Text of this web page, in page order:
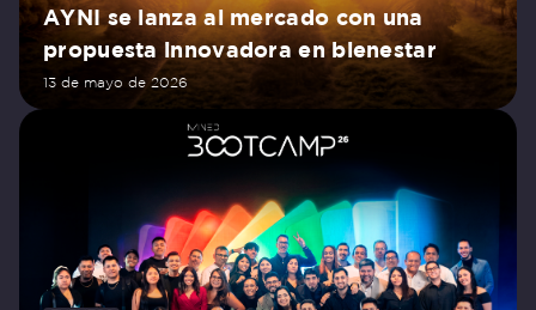
AYNI se lanza al mercado con una
propuesta innovadora en bienestar
13 de mayo de 2026